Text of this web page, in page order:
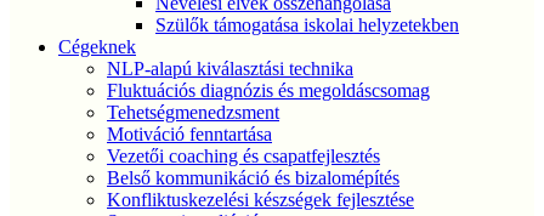
Szülők támogatása iskolai helyzetekben
Cégeknek
NLP-alapú kiválasztási technika
Fluktuációs diagnózis és megoldáscsomag
Tehetségmenedzsment
Motiváció fenntartása
Vezetői coaching és csapatfejlesztés
Belső kommunikáció és bizalomépítés
Konfliktuskezelési készségek fejlesztése